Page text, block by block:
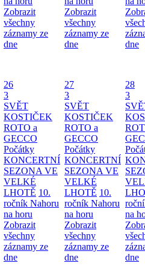
Zobrazit
všechny
záznamy ze
dne
Zobrazit
všechny
záznamy ze
dne
dne
26
3
SVĚT
KOSTIČEK
ROTO a
GECCO
Počátky
KONCERTNÍ
SEZONA VE
VELKÉ
LHOTĚ 10.
ročník Nahoru
na horu
Zobrazit
všechny
záznamy ze
dne
27
3
SVĚT
KOSTIČEK
ROTO a
GECCO
Počátky
KONCERTNÍ
SEZONA VE
VELKÉ
LHOTĚ 10.
ročník Nahoru
na horu
Zobrazit
všechny
záznamy ze
dne
28
3
na
dne